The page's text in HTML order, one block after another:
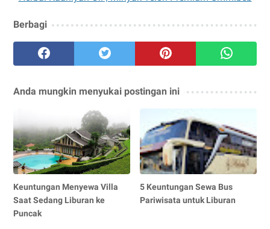
Berbagi
Anda mungkin menyukai postingan ini
Keuntungan Menyewa Villa
Saat Sedang Liburan ke
Puncak
5 Keuntungan Sewa Bus
Pariwisata untuk Liburan